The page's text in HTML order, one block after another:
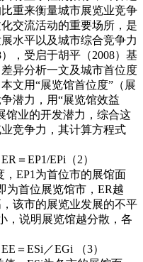
重来衡量城市展览业竞争
交流活动的重要场所，是
水平以及城市综合竞争力
，受启于胡平（2008）基
异分析一文及城市首位度
文用“展览馆首位度”（展
潜力，用“展览馆效益
馆业的开发潜力，综合这
竞争力，其计算方程式
＝EP1/EPi（2）
EP1为首位市的展馆面
为首位展览馆市，ER越
该市的展览业发展的不平
，说明展览馆越分散，各
＝ESi／EGi （3）